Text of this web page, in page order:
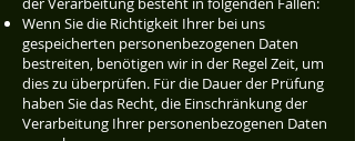
Wenn Sie die Richtigkeit Ihrer bei uns
gespeicherten personenbezogenen Daten
bestreiten, benötigen wir in der Regel Zeit, um
dies zu überprüfen. Für die Dauer der Prüfung
haben Sie das Recht, die Einschränkung der
Verarbeitung Ihrer personenbezogenen Daten